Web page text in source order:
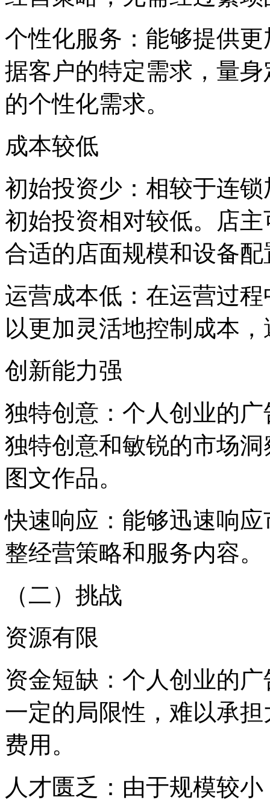
个性化服务：能够提供
据客户的特定需求，量
的个性化需求。
成本较低
初始投资少：相较于连
初始投资相对较低。店
合适的店面规模和设备配
运营成本低：在运营过
以更加灵活地控制成本
创新能力强
独特创意：个人创业的
独特创意和敏锐的市场
图文作品。
快速响应：能够迅速响
整经营策略和服务内容。
（二）挑战
资源有限
资金短缺：个人创业的
一定的局限性，难以承
费用。
人才匮乏：由于规模较